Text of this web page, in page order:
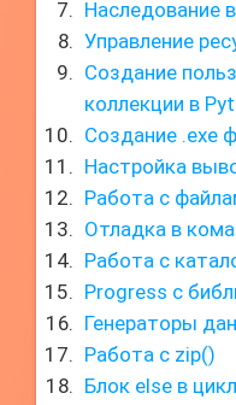
Наследование
Управление
Создание
коллекции в
Создание .exe
Настройка
Работа с
Отладка в
Работа с
Progress с
Генераторы
Работа с zip()
Блок else в